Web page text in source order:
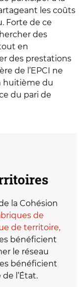
les coûts
Forte de ce
des
en
des prestations
de l’EPCI ne
huitième du
du pari de
la Cohésion
de
de territoire,
bénéficient
le réseau
bénéficient
l’État.